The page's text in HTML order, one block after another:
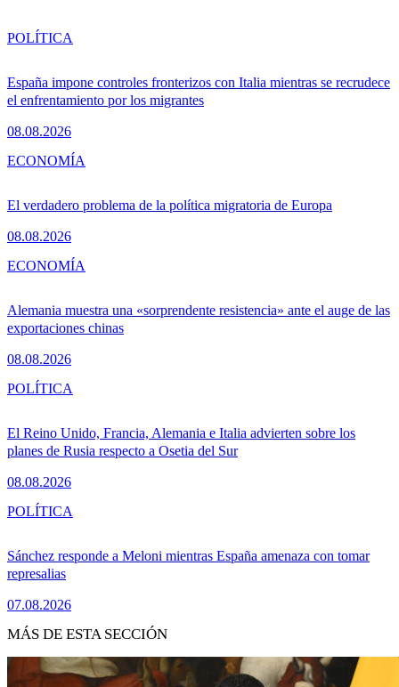
España impone controles fronterizos con Italia mientras se recrudece
el enfrentamiento por los migrantes
08.08.2026
POLÍTICA
El verdadero problema de la política migratoria de Europa
08.08.2026
ECONOMÍA
Alemania muestra una «sorprendente resistencia» ante el auge de las
exportaciones chinas
08.08.2026
ECONOMÍA
El Reino Unido, Francia, Alemania e Italia advierten sobre los
planes de Rusia respecto a Osetia del Sur
08.08.2026
POLÍTICA
Sánchez responde a Meloni mientras España amenaza con tomar
represalias
07.08.2026
POLÍTICA
MÁS DE ESTA SECCIÓN